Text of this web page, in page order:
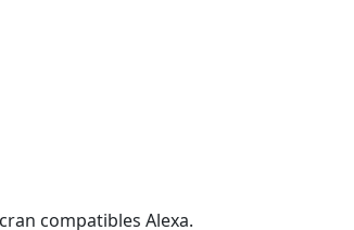
compatibles Alexa.